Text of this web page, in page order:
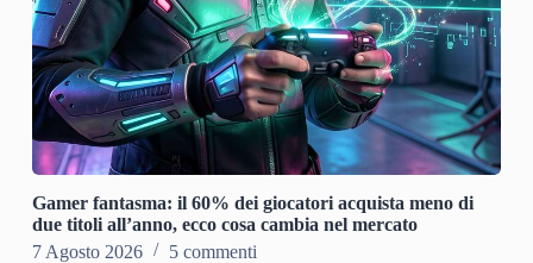
Gamer fantasma: il 60% dei giocatori acquista meno di
due titoli all’anno, ecco cosa cambia nel mercato
7 Agosto 2026
5 commenti